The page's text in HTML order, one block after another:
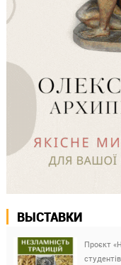
ВЫСТАВКИ
Проєкт